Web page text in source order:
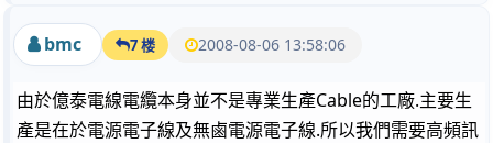
bmc 7 楼 2008-08-06 13:58:06
由於億泰電線電纜本身並不是專業生產Cable的工廠.主要生
產是在於電源電子線及無鹵電源電子線.所以我們需要高頻訊